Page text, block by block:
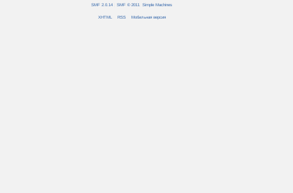
SMF 2.0.14 SMF © 2011 Simple Machines
XHTML RSS Мобильная версия